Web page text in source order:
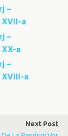
–
XVII-a
–
XX-a
–
XVIII-a
Next Post